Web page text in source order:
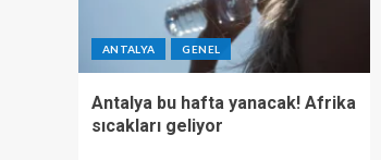
ANTALYA GENEL
Antalya bu hafta yanacak! Afrika
sıcakları geliyor